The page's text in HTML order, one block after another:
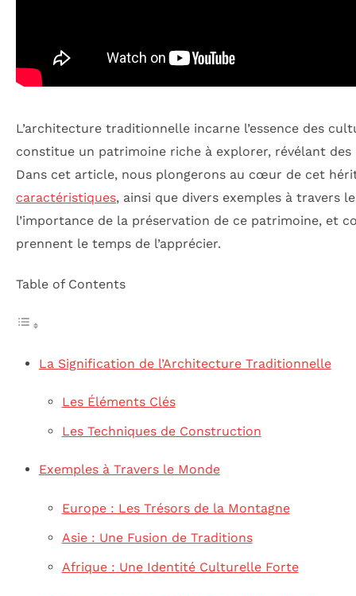
L’architecture traditionnelle incarne l’essence des
constitue un patrimoine riche à explorer, révélant
Dans cet article, nous plongerons au cœur de cet
caractéristiques, ainsi que divers exemples à travers
l’importance de la préservation de ce patrimoine, et
prennent le temps de l’apprécier.
Table of Contents
La Signification de l’Architecture Traditionnelle
Les Éléments Clés
Les Techniques de Construction
Exemples à Travers le Monde
Europe : Les Trésors de la Montagne
Asie : Une Fusion de Traditions
Afrique : Une Identité Culturelle Forte